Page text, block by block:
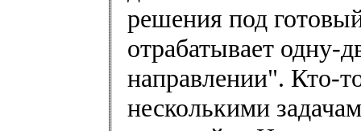
решения под
отрабатывает одну-
направлении". Кто-
несколькими